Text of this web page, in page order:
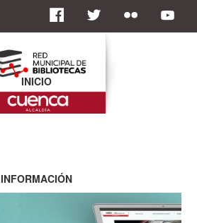
INICIO
INFORMACIÓN